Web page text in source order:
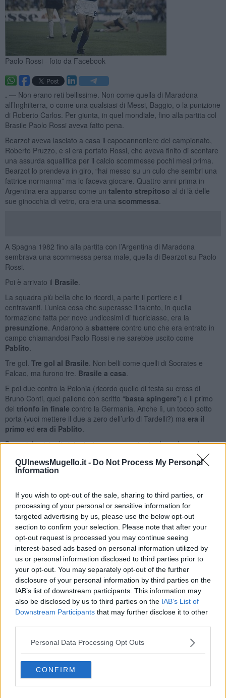
QUInewsMugello.it - Do Not Process My Personal
Information
If you wish to opt-out of the sale, sharing to third parties, or
processing of your personal or sensitive information for
targeted advertising by us, please use the below opt-out
section to confirm your selection. Please note that after your
opt-out request is processed you may continue seeing
interest-based ads based on personal information utilized by
us or personal information disclosed to third parties prior to
your opt-out. You may separately opt-out of the further
disclosure of your personal information by third parties on the
IAB’s list of downstream participants. This information may
also be disclosed by us to third parties on the IAB’s List of
Downstream Participants that may further disclose it to other
Personal Data Processing Opt Outs
CONFIRM
Paolo Rossi - foto da Facebook
. — Non erano reti bellissime. Non come quella di Maradona
all’Inghilterra, o come una qualsiasi di Messi, Baggio, o la punizione
di Roberto Carlos. Per giunta, in quel mondiale, fino alla partita col
Brasile Paolo Rossi aveva fatto pena.
Bearzot aveva lasciato a casa il capocannoniere del campionato,
Roberto Pruzzo, e si era portato Rossi, che aveva finito di scontare
una assurda squalifica per il calcio scommesse pochi mesi prima.
Bearzot lo prendeva in giro, “hai messo su un culo che sembri una
fattrice normanna” ma lo faceva giocare. Quattro anni prima in
Argentina era apparso come un talento strepitoso al di là delle
sue ginocchia di vetro, ora era una scommessa
A Spagna 1982 fino alla partita con l’Argentina di Maradona
sembrava una scommessa persa male, quella di Bearzot su Paolo
Rossi.
Poi è arrivato il Brasile
La squadra più bella che io ricordi, a parte il portiere e il
centravanti. L’unica cosa che superasse il talento, in quella
formazione fatta per nove undicesimi di fuoriclasse, era la
presunzione . Andarono a sbattere contro uno che era entrato in
campo chiamandosi Paolo Rossi e ne sarebbe uscito come
Pablito
Tre gol. Tre gol al Brasile . Non belli come quelli di Socrates e
Falcao, ma furono tre. Brasile a casa
E poi due contro la Polonia (ricordo quello di testa su cross di
Bruno Conti, quel pallone con scritto “basta spingere”) e il primo
del trionfo in finale contro la Germania. Anche lì, un tocco sotto
porta (vuoi mettere il due a zero dell’urlo di Tardelli?) ma era il
primo ed era di Pablito
Per noi, la gioia di gioire insieme, a casa, in strada, nel mondo,
Chi ci regala gioienon muore mai Grazie
Pablito.
Se vuoi leggere le notizie principali della Toscana iscriviti alla
Newsletter QUInews - ToscanaMedia. Arriva gratis tutti i giorni
alle 20:00 direttamente nella tua casella di posta.
Basta cliccareQUI
Ti potrebbe interessare anche:
scomparse
Ciao "Titostagno", sei stato il mio eroe
Ho fatto la terza
Maya
Caro amico politico entusiasmato dalle Olimpiadi